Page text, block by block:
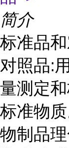
简介
标准品
对照品:
量测定
标准物
物制品